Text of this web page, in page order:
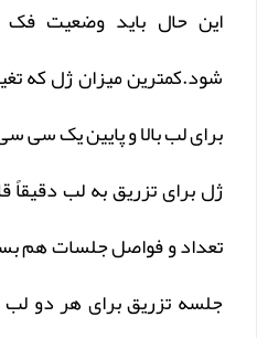
این حال باید وضعیت
شود.کمترین میزان ژل که
برای لب بالا و پایین یک سی
ژل برای تزریق به لب دقیقاً
تعداد و فواصل جلسات هم
جلسه تزریق برای هر دو